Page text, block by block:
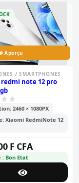
Aperçu
/ SMARTPHONES
note 12 pro
2460 × 1080PX
Xiaomi RedmiNote 12
F CFA
: Bon Etat